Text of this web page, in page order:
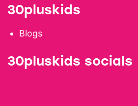
30pluskids
Blogs
30pluskids socials